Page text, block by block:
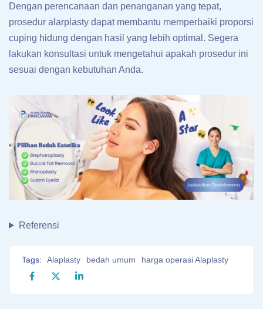
Dengan perencanaan dan penanganan yang tepat,
prosedur alarplasty dapat membantu memperbaiki proporsi
cuping hidung dengan hasil yang lebih optimal. Segera
lakukan konsultasi untuk mengetahui apakah prosedur ini
sesuai dengan kebutuhan Anda.
Referensi
Tags: Alaplasty bedah umum harga operasi Alaplasty